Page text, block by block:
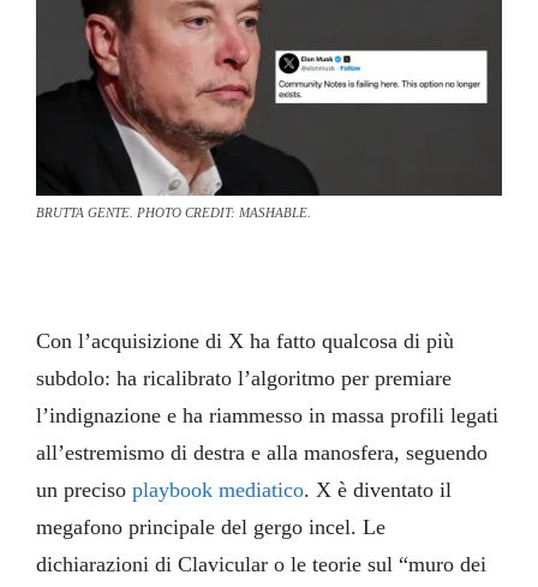
BRUTTA GENTE. PHOTO CREDIT: MASHABLE.
Con l’acquisizione di X ha fatto qualcosa di più
subdolo: ha ricalibrato l’algoritmo per premiare
l’indignazione e ha riammesso in massa profili legati
all’estremismo di destra e alla manosfera, seguendo
un precisoplaybook mediatico. X è diventato il
megafono principale del gergo incel. Le
dichiarazioni di Clavicular o le teorie sul “muro dei